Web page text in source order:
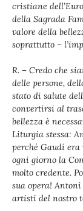
cristiane
della Sagrada
valore della
soprattutto –
R. – Credo che
delle persone,
stato di salute
convertirsi al
bellezza è
Liturgia stessa:
perché Gaudí era
ogni giorno la
molto credente.
sua opera!
artisti del nostro